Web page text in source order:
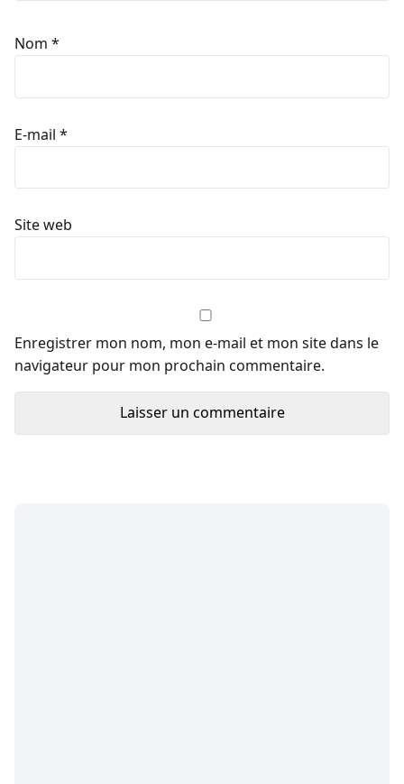
Nom *
E-mail *
Site web
Enregistrer mon nom, mon e-mail et mon site dans le
navigateur pour mon prochain commentaire.